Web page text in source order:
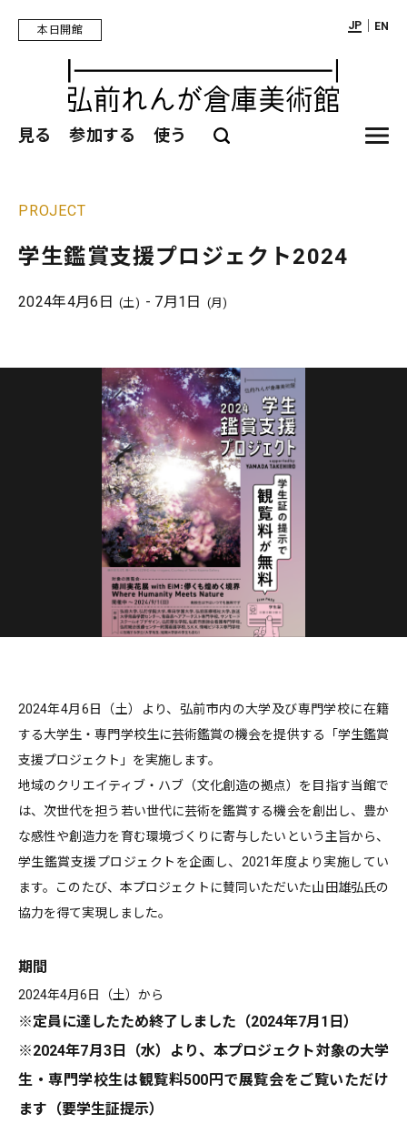
本日開館 JP｜ EN
見る 参加する 使う
PROJECT
学生鑑賞支援プロジェクト2024
2024年4月6日 (土) - 7月1日 (月)
2024年4月6日（土）より、弘前市内の大学及び専門学校に在籍
する大学生・専門学校生に芸術鑑賞の機会を提供する「学生鑑賞
支援プロジェクト」を実施します。
地域のクリエイティブ・ハブ（文化創造の拠点）を目指す当館で
は、次世代を担う若い世代に芸術を鑑賞する機会を創出し、豊か
な感性や創造力を育む環境づくりに寄与したいという主旨から、
学生鑑賞支援プロジェクトを企画し、2021年度より実施してい
ます。このたび、本プロジェクトに賛同いただいた山田雄弘氏の
協力を得て実現しました。
期間
2024年4月6日（土）から
※定員に達したため終了しました（2024年7月1日）
※2024年7月3日（水）より、本プロジェクト対象の大学
生・専門学校生は観覧料500円で展覧会をご覧いただけ
ます（要学生証提示）